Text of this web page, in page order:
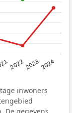
202220232024
inwoners
De gegevens